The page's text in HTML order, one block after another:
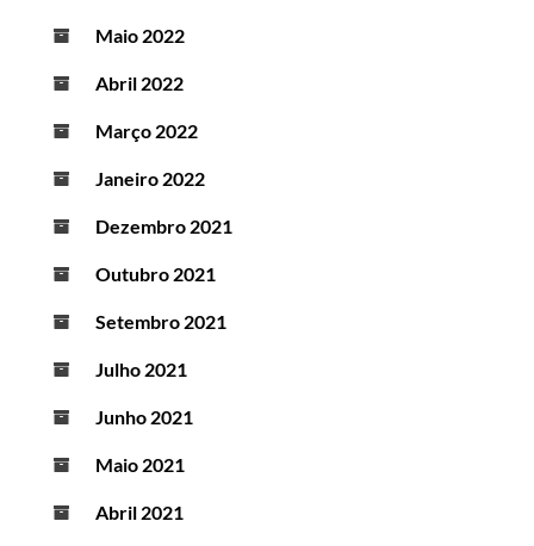
Maio 2022
Abril 2022
Março 2022
Janeiro 2022
Dezembro 2021
Outubro 2021
Setembro 2021
Julho 2021
Junho 2021
Maio 2021
Abril 2021